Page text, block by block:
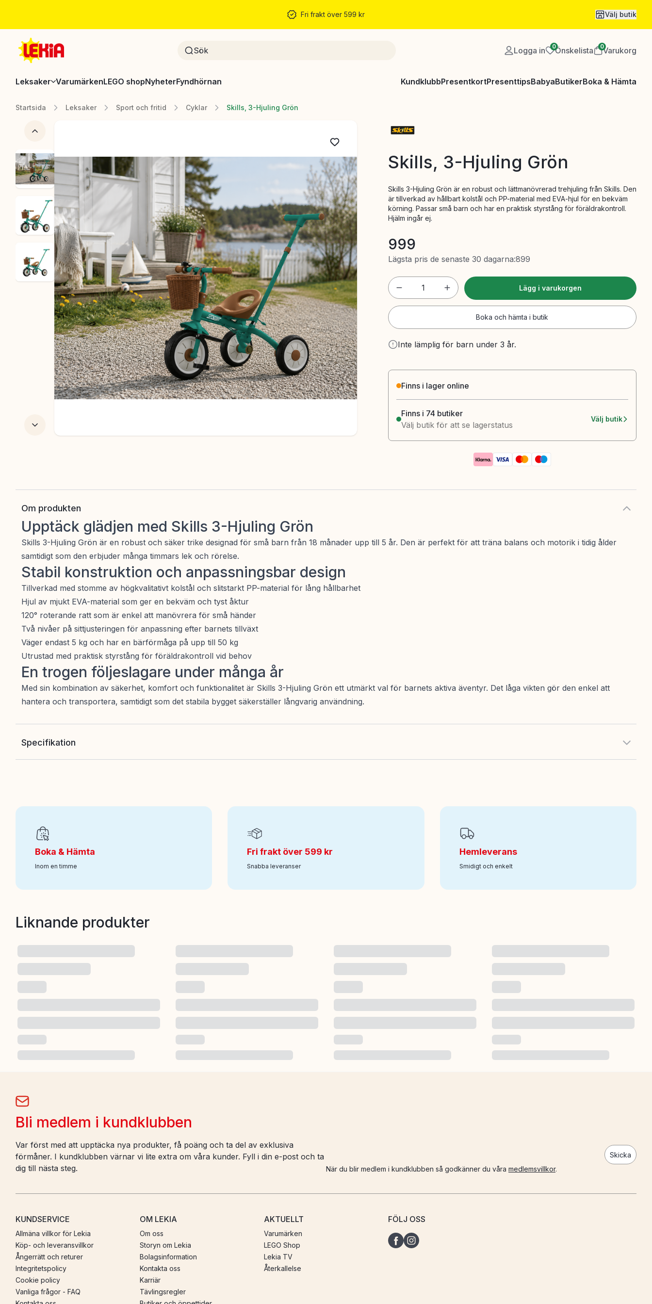
Fri frakt över 599 kr Välj butik
Logga in 0Önskelista 0Varukorg
Leksaker VarumärkenLEGO shopNyheterFyndhörnan KundklubbPresentkortPresenttipsBabyaButikerBoka & Hämta
Startsida Leksaker Sport och fritid Cyklar Skills, 3-Hjuling Grön
Skills, 3-Hjuling Grön
Skills 3-Hjuling Grön är en robust och lättmanövrerad trehjuling från Skills. Den
är tillverkad av hållbart kolstål och PP-material med EVA-hjul för en bekväm
körning. Passar små barn och har en praktisk styrstång för föräldrakontroll.
Hjälm ingår ej.
999
Lägsta pris de senaste 30 dagarna:899
1 Lägg i varukorgen
Boka och hämta i butik
Inte lämplig för barn under 3 år.
Finns i lager online
Finns i 74 butiker
Välj butik för att se lagerstatus
Välj butik
Om produkten
Upptäck glädjen med Skills 3-Hjuling Grön
Skills 3-Hjuling Grön är en robust och säker trike designad för små barn från 18 månader upp till 5 år. Den är perfekt för att träna balans och motorik i tidig ålder
samtidigt som den erbjuder många timmars lek och rörelse.
Stabil konstruktion och anpassningsbar design
Tillverkad med stomme av högkvalitativt kolstål och slitstarkt PP-material för lång hållbarhet
Hjul av mjukt EVA-material som ger en bekväm och tyst åktur
120° roterande ratt som är enkel att manövrera för små händer
Två nivåer på sittjusteringen för anpassning efter barnets tillväxt
Väger endast 5 kg och har en bärförmåga på upp till 50 kg
Utrustad med praktisk styrstång för föräldrakontroll vid behov
En trogen följeslagare under många år
Med sin kombination av säkerhet, komfort och funktionalitet är Skills 3-Hjuling Grön ett utmärkt val för barnets aktiva äventyr. Det låga vikten gör den enkel att
hantera och transportera, samtidigt som det stabila bygget säkerställer långvarig användning.
Specifikation
Art nr:100-462010997
Boka & Hämta
Inom en timme
Fri frakt över 599 kr
Snabba leveranser
Hemleverans
Smidigt och enkelt
Liknande produkter
Bli medlem i kundklubben
Var först med att upptäcka nya produkter, få poäng och ta del av exklusiva
förmåner. I kundklubben värnar vi lite extra om våra kunder. Fyll i din e-post och ta
dig till nästa steg.
Skicka
När du blir medlem i kundklubben så godkänner du våra medlemsvillkor.
KUNDSERVICE
Allmäna villkor för Lekia
Köp- och leveransvillkor
Ångerrätt och returer
Integritetspolicy
Cookie policy
Vanliga frågor - FAQ
OM LEKIA
Om oss
Storyn om Lekia
Bolagsinformation
Kontakta oss
Karriär
Tävlingsregler
AKTUELLT
Varumärken
LEGO Shop
Lekia TV
Återkallelse
FÖLJ OSS